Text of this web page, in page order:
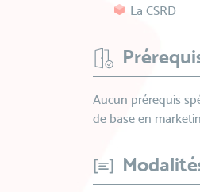
La CSRD
Aucun prérequis
de base en